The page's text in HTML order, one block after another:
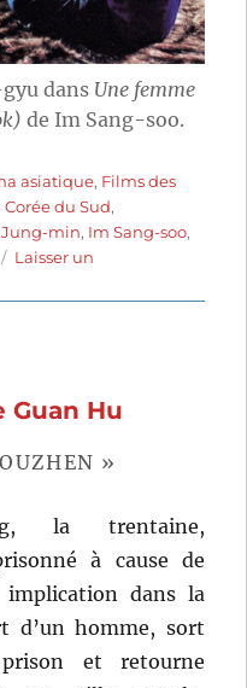
dans Une femme
de Im Sang-soo.
asiatique, Films des
Corée du Sud,
min, Im Sang-soo,
Laisser un
Guan Hu
»
la trentaine,
à cause de
implication dans la
d’un homme, sort
et retourne